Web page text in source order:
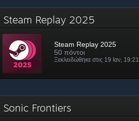
Steam Replay 2025
Steam Replay 2025
50 πόντοι
Ξεκλειδώθηκε στις 19 Ιαν, 19:21
Sonic Frontiers